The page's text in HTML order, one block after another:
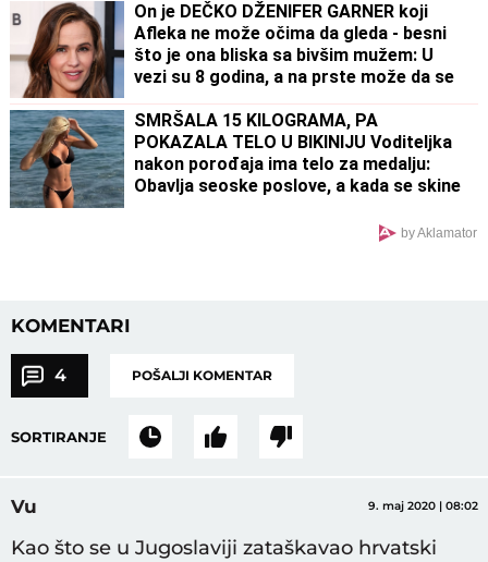
On je DEČKO DŽENIFER GARNER koji
Afleka ne može očima da gleda - besni
što je ona bliska sa bivšim mužem: U
vezi su 8 godina, a na prste može da se
izbroji koliko puta su viđeni zajedno
SMRŠALA 15 KILOGRAMA, PA
POKAZALA TELO U BIKINIJU Voditeljka
nakon porođaja ima telo za medalju:
Obavlja seoske poslove, a kada se skine
by Aklamator
KOMENTARI
4 POŠALJI KOMENTAR
SORTIRANJE
Vu 9. maj 2020 | 08:02
Kao što se u Jugoslaviji zataškavao hrvatski